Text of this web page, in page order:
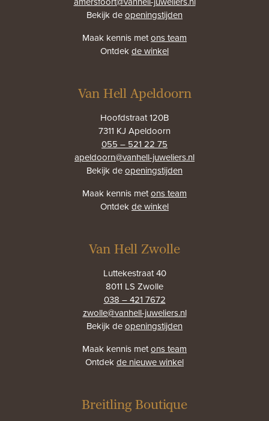
Bekijk deopeningstijden
Maak kennis metons team
Ontdekde winkel
Van Hell Apeldoorn
Hoofdstraat 120B
7311 KJ Apeldoorn
055 – 521 22 75
apeldoorn@vanhell-juweliers.nl
Bekijk deopeningstijden
Maak kennis metons team
Ontdekde winkel
Van Hell Zwolle
Luttekestraat 40
8011 LS Zwolle
038 – 421 7672
zwolle@vanhell-juweliers.nl
Bekijk deopeningstijden
Maak kennis metons team
Ontdekde nieuwe winkel
Breitling Boutique